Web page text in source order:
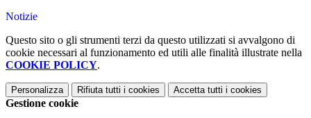
Notizie
Questo sito o gli strumenti terzi da questo utilizzati si avvalgono di
cookie necessari al funzionamento ed utili alle finalità illustrate nella
COOKIE POLICY.
Personalizza Rifiuta tutti i cookies Accetta tutti i cookies
Gestione cookie